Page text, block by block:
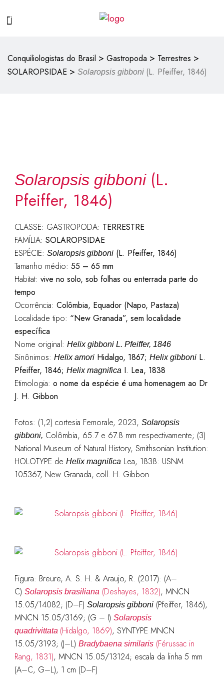
Conquiliologistas do Brasil > Gastropoda > Terrestres >
SOLAROPSIDAE > Solaropsis gibboni (L. Pfeiffer, 1846)
Solaropsis gibboni (L.
Pfeiffer, 1846)
CLASSE: GASTROPODA: TERRESTRE
FAMÍLIA: SOLAROPSIDAE
ESPÉCIE: Solaropsis gibboni(L. Pfeiffer, 1846)
Tamanho médio: 55 – 65 mm
Habitat: vive no solo, sob folhas ou enterrada parte do
tempo
Ocorrência: Colômbia, Equador (Napo, Pastaza)
Localidade tipo: “New Granada”, sem localidade
específica
Nome original: Helix gibboni L. Pfeiffer, 1846
Sinônimos: Helix amoriHidalgo, 1867; Helix gibboniL.
Pfeiffer, 1846; Helix magnificaI. Lea, 1838
Etimologia: o nome da espécie é uma homenagem ao Dr
J. H. Gibbon
Fotos: (1,2) cortesia Femorale, 2023, Solaropsis
gibboni, Colômbia, 65.7 e 67.8 mm respectivamente; (3)
National Museum of Natural History, Smithsonian Institution:
HOLOTYPE de Helix magnificaLea, 1838: USNM
105367, New Granada, coll. H. Gibbon
Figura: Breure, A. S. H. & Araujo, R. (2017): (A–
C) Solaropsis brasiliana(Deshayes, 1832), MNCN
15.05/14082; (D–F) Solaropsis gibboni(Pfeiffer, 1846),
MNCN 15.05/3169; (G – I) Solaropsis
quadrivittata (Hidalgo, 1869), SYNTYPE MNCN
15.05/3193; (J–L) Bradybaena similaris(Férussac in
Rang, 1831), MNCN 15.05/13124; escala da linha 5 mm
(A–C, G–L), 1 cm (D–F)